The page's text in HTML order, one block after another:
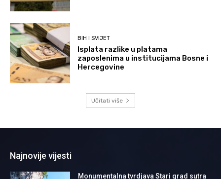
BIH I SVIJET
Isplata razlike u platama
zaposlenima u institucijama Bosne i
Hercegovine
Učitati više
Najnovije vijesti
Monumentalna tvrdjava Stari grad sutra